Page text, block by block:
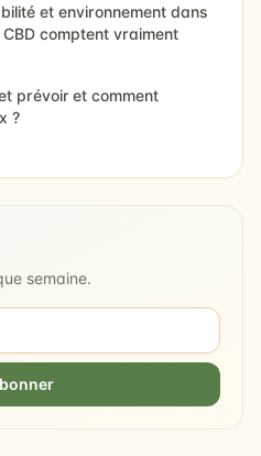
et environnement dans
comptent vraiment
prévoir et comment
?
semaine.